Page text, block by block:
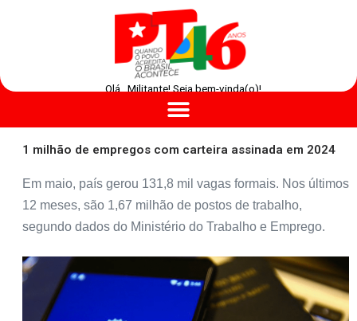
Olá , Militante! Seja bem-vinda(o)!
1 milhão de empregos com carteira assinada em 2024
Em maio, país gerou 131,8 mil vagas formais. Nos últimos
12 meses, são 1,67 milhão de postos de trabalho,
segundo dados do Ministério do Trabalho e Emprego.